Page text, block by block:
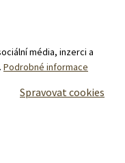
média, inzerci a
Podrobné informace
Spravovat cookies